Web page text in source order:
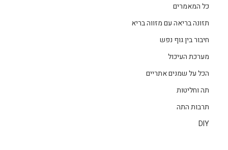
כל המאמרים
תזונה בריאה עם מזווה בריא
חיבור בין גוף נפש
מערכת העיכול
הכל על שמנים אתריים
תה וחליטות
תרבות התה
DIY